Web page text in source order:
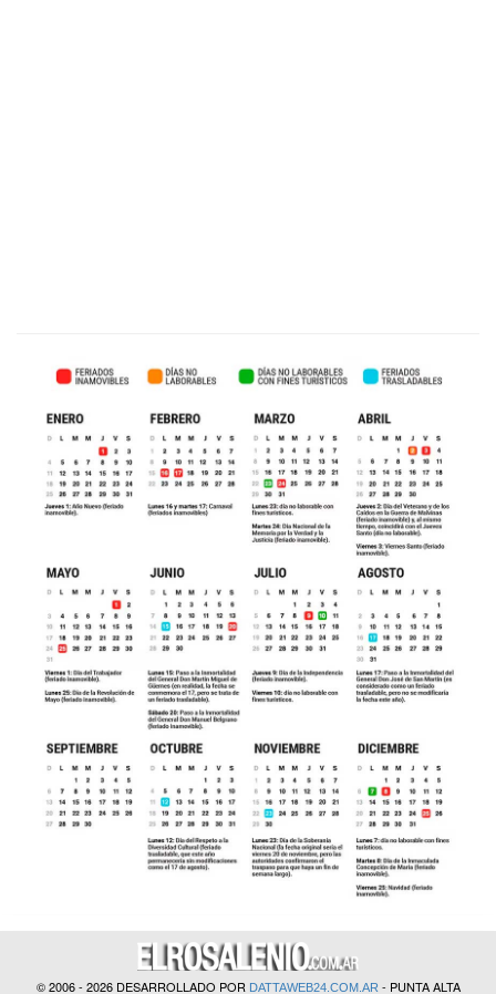
© 2006 - 2026 DESARROLLADO POR DATTAWEB24.COM.AR- PUNTA ALTA